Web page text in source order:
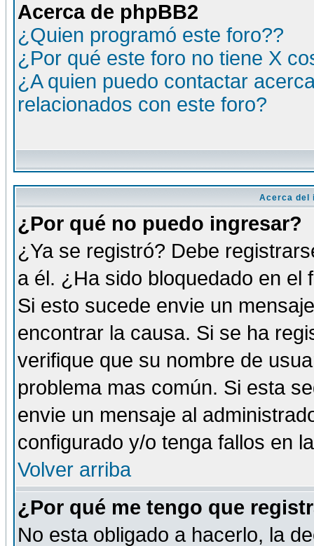
Acerca de phpBB2
¿Quien programó este foro??
¿Por qué este foro no tiene X
¿A quien puedo contactar
relacionados con este foro?
Acerca del
¿Por qué no puedo ingresar?
¿Ya se registró? Debe
a él. ¿Ha sido bloquedado en
Si esto sucede envie un
encontrar la causa. Si se ha
verifique que su nombre de
problema mas común. Si esta
envie un mensaje al
configurado y/o tenga fallos en
Volver arriba
¿Por qué me tengo que
No esta obligado a hacerlo, la